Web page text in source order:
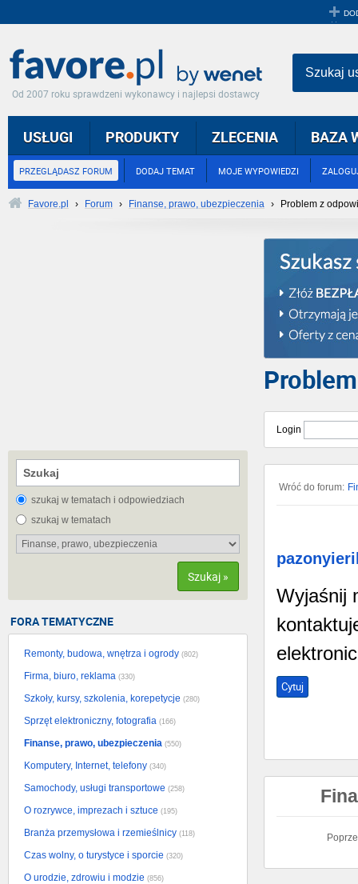
Od 2007 roku sprawdzeni wykonawcy i najlepsi dostawcy
USŁUGI PRODUKTY ZLECENIA BAZA
PRZEGLĄDASZ FORUM DODAJ TEMAT MOJE WYPOWIEDZI
Szukaj
Favore.pl › Forum › Finanse, prawo, ubezpieczenia › Problem z
szukaj w tematach i odpowiedziach
szukaj w tematach
Szukaj »
FORA TEMATYCZNE
Remonty, budowa, wnętrza i ogrody (802)
Firma, biuro, reklama (330)
Szkoły, kursy, szkolenia, korepetycje (280)
Sprzęt elektroniczny, fotografia (166)
Finanse, prawo, ubezpieczenia (550)
Komputery, Internet, telefony (340)
Samochody, usługi transportowe (258)
O rozrywce, imprezach i sztuce (195)
Branża przemysłowa i rzemieślnicy (118)
Czas wolny, o turystyce i sporcie (320)
O urodzie, zdrowiu i modzie (856)
Login
Wróć do forum:
Wyjaśnij
Cytuj